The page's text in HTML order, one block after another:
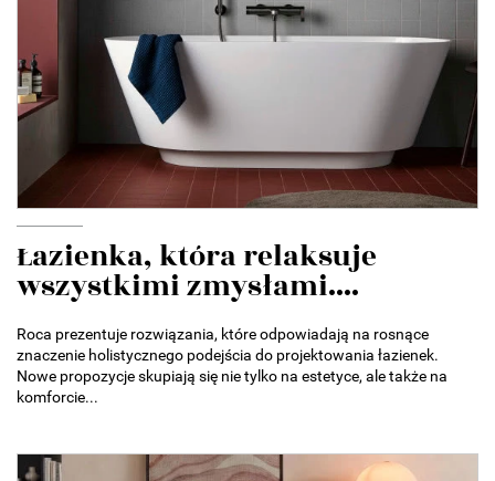
Łazienka, która relaksuje
wszystkimi zmysłami....
Roca prezentuje rozwiązania, które odpowiadają na rosnące
znaczenie holistycznego podejścia do projektowania łazienek.
Nowe propozycje skupiają się nie tylko na estetyce, ale także na
komforcie...